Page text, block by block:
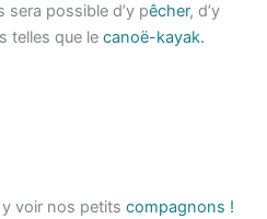
sera possible d’y pêcher, d’y
telles que le canoë-kayak.
voir nos petits compagnons !